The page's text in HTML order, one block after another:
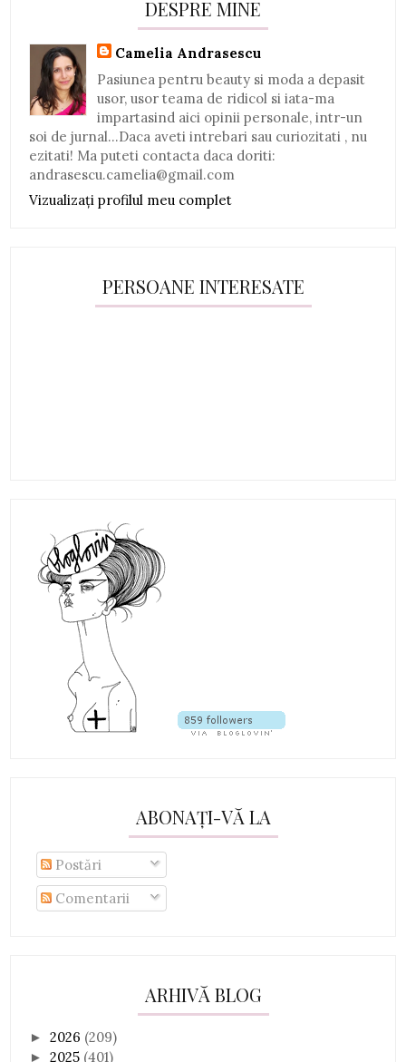
DESPRE MINE
Camelia Andrasescu
Pasiunea pentru beauty si moda a depasit
usor, usor teama de ridicol si iata-ma
impartasind aici opinii personale, intr-un
soi de jurnal...Daca aveti intrebari sau curiozitati , nu
ezitati! Ma puteti contacta daca doriti:
andrasescu.camelia@gmail.com
Vizualizați profilul meu complet
PERSOANE INTERESATE
ABONAȚI-VĂ LA
Postări
Comentarii
ARHIVĂ BLOG
►2026 (209)
►2025 (401)